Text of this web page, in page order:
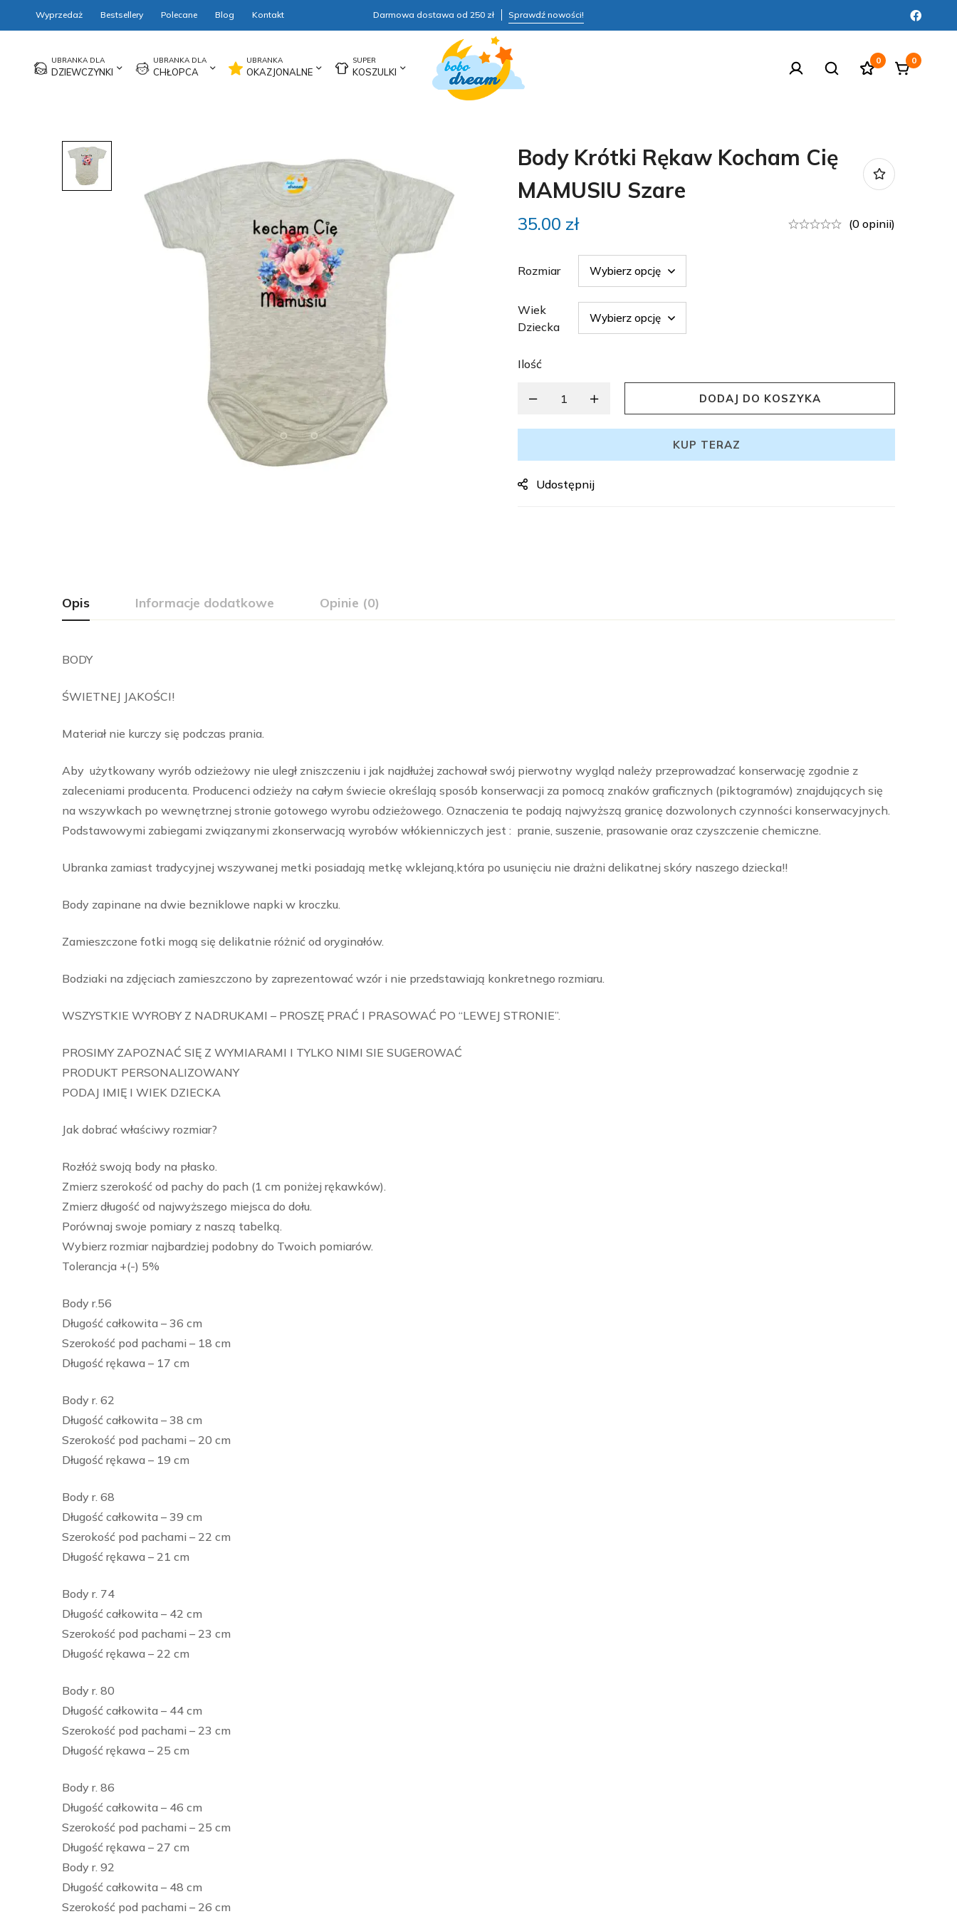
Wyprzedaż Bestsellery Polecane Blog Kontakt Darmowa dostawa od 250 zł Sprawdź nowości!
DZIEWCZYNKI CHŁOPCA OKAZJONALNE KOSZULKI
0 0
Body Krótki Rękaw Kocham Cię
MAMUSIU Szare
35.00 zł (0 opinii)
Rozmiar
Wiek
Dziecka
Ilość
DODAJ DO KOSZYKA
KUP TERAZ
Udostępnij
Opis Informacje dodatkowe Opinie (0)
BODY
ŚWIETNEJ JAKOŚCI!
Materiał nie kurczy się podczas prania.
Aby użytkowany wyrób odzieżowy nie uległ zniszczeniu i jak najdłużej zachował swój pierwotny wygląd należy przeprowadzać konserwację zgodnie z
zaleceniami producenta. Producenci odzieży na całym świecie określają sposób konserwacji za pomocą znaków graficznych (piktogramów) znajdujących się
na wszywkach po wewnętrznej stronie gotowego wyrobu odzieżowego. Oznaczenia te podają najwyższą granicę dozwolonych czynności konserwacyjnych.
Podstawowymi zabiegami związanymi zkonserwacją wyrobów włókienniczych jest : pranie, suszenie, prasowanie oraz czyszczenie chemiczne.
Ubranka zamiast tradycyjnej wszywanej metki posiadają metkę wklejaną,która po usunięciu nie drażni delikatnej skóry naszego dziecka!!
Body zapinane na dwie bezniklowe napki w kroczku.
Zamieszczone fotki mogą się delikatnie różnić od oryginałów.
Bodziaki na zdjęciach zamieszczono by zaprezentować wzór i nie przedstawiają konkretnego rozmiaru.
WSZYSTKIE WYROBY Z NADRUKAMI – PROSZĘ PRAĆ I PRASOWAĆ PO “LEWEJ STRONIE”.
PROSIMY ZAPOZNAĆ SIĘ Z WYMIARAMI I TYLKO NIMI SIE SUGEROWAĆ
PRODUKT PERSONALIZOWANY
PODAJ IMIĘ I WIEK DZIECKA
Jak dobrać właściwy rozmiar?
Rozłóż swoją body na płasko.
Zmierz szerokość od pachy do pach (1 cm poniżej rękawków).
Zmierz długość od najwyższego miejsca do dołu.
Porównaj swoje pomiary z naszą tabelką.
Wybierz rozmiar najbardziej podobny do Twoich pomiarów.
Tolerancja +(-) 5%
Body r.56
Długość całkowita – 36 cm
Szerokość pod pachami – 18 cm
Długość rękawa – 17 cm
Body r. 62
Długość całkowita – 38 cm
Szerokość pod pachami – 20 cm
Długość rękawa – 19 cm
Body r. 68
Długość całkowita – 39 cm
Szerokość pod pachami – 22 cm
Długość rękawa – 21 cm
Body r. 74
Długość całkowita – 42 cm
Szerokość pod pachami – 23 cm
Długość rękawa – 22 cm
Body r. 80
Długość całkowita – 44 cm
Szerokość pod pachami – 23 cm
Długość rękawa – 25 cm
Body r. 86
Długość całkowita – 46 cm
Szerokość pod pachami – 25 cm
Długość rękawa – 27 cm
Body r. 92
Długość całkowita – 48 cm
Szerokość pod pachami – 26 cm